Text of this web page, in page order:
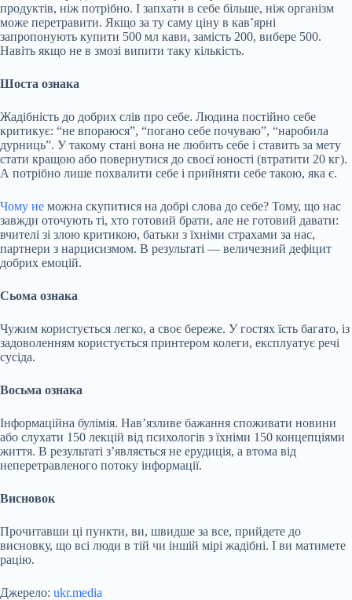
продуктів, ніж потрібно. І запхати в себе більше, ніж організм
може перетравити. Якщо за ту саму ціну в кав’ярні
запропонують купити 500 мл кави, замість 200, вибере 500.
Навіть якщо не в змозі випити таку кількість.
Шоста ознака
Жадібність до добрих слів про себе. Людина постійно себе
критикує: “не впораюся”, “погано себе почуваю”, “наробила
дурниць”. У такому стані вона не любить себе і ставить за мету
стати кращою або повернутися до своєї юності (втратити 20 кг).
А потрібно лише похвалити себе і прийняти себе такою, яка є.
Чому не можна скупитися на добрі слова до себе? Тому, що нас
завжди оточують ті, хто готовий брати, але не готовий давати:
вчителі зі злою критикою, батьки з їхніми страхами за нас,
партнери з нарцисизмом. В результаті — величезний дефіцит
добрих емоцій.
Сьома ознака
Чужим користується легко, а своє береже. У гостях їсть багато, із
задоволенням користується принтером колеги, експлуатує речі
сусіда.
Восьма ознака
Інформаційна булімія. Нав’язливе бажання споживати новини
або слухати 150 лекцій від психологів з їхніми 150 концепціями
життя. В результаті з’являється не ерудиція, а втома від
неперетравленого потоку інформації.
Висновок
Прочитавши ці пункти, ви, швидше за все, прийдете до
висновку, що всі люди в тій чи іншій мірі жадібні. І ви матимете
рацію.
Джерело: ukr.media